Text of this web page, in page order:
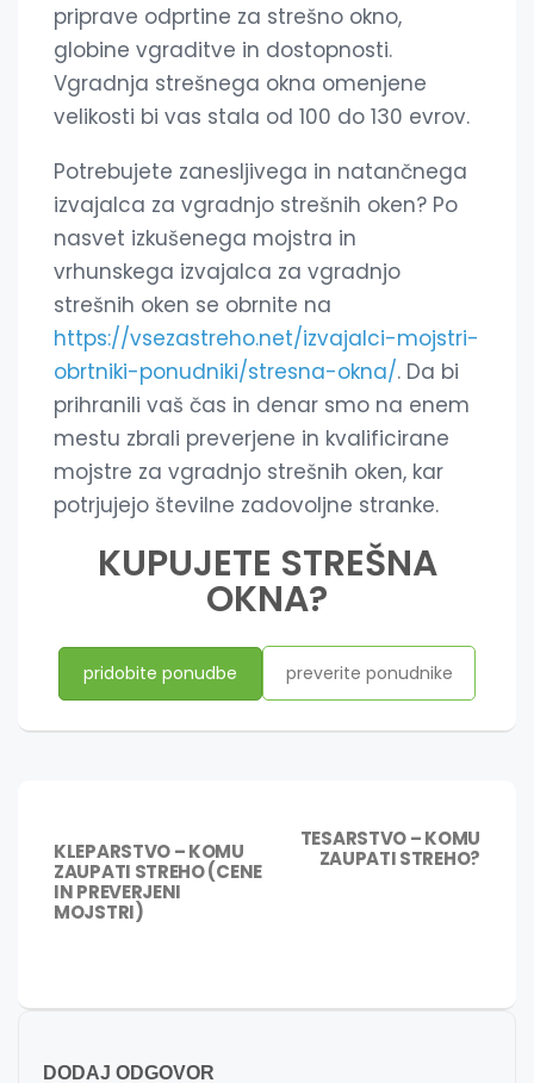
priprave odprtine za strešno okno,
globine vgraditve in dostopnosti.
Vgradnja strešnega okna omenjene
velikosti bi vas stala od 100 do 130 evrov.
Potrebujete zanesljivega in natančnega
izvajalca za vgradnjo strešnih oken? Po
nasvet izkušenega mojstra in
vrhunskega izvajalca za vgradnjo
strešnih oken se obrnite na
https://vsezastreho.net/izvajalci-mojstri-
obrtniki-ponudniki/stresna-okna/. Da bi
prihranili vaš čas in denar smo na enem
mestu zbrali preverjene in kvalificirane
mojstre za vgradnjo strešnih oken, kar
potrjujejo številne zadovoljne stranke.
KUPUJETE STREŠNA
OKNA?
pridobite ponudbe preverite ponudnike
Navigacija
prispevka
PREJŠNJA
OBJAVA:
KLEPARSTVO – KOMU
ZAUPATI STREHO (CENE
IN PREVERJENI
MOJSTRI)
TESARSTVO – KOMU
ZAUPATI STREHO?
DODAJ ODGOVOR